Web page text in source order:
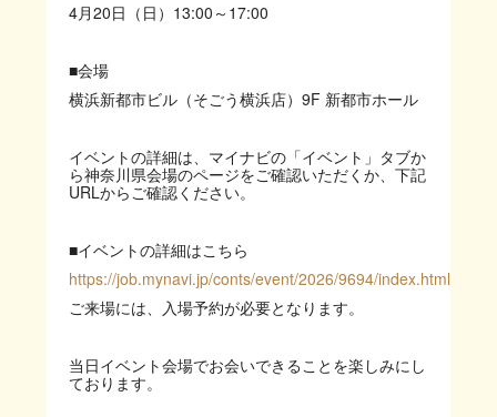
4月20日（日） 13:00 ～ 17:00
■会場
横浜新都市ビル（そごう横浜店） 9F 新都市ホール
イベントの詳細は、マイナビの「イベント」タブか
ら神奈川県会場のページをご確認いただくか、下記
URLからご確認ください。
■イベントの詳細はこちら
https://job.mynavi.jp/conts/event/2026/9694/index.html
ご来場には、入場予約が必要となります。
当日イベント会場でお会いできることを楽しみにし
ております。